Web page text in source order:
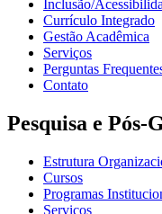
Inclusão/
Currículo Integrado
Gestão Acadêmica
Serviços
Perguntas
Contato
Pesquisa e Pós-
Estrutura
Cursos
Programas
Serviços